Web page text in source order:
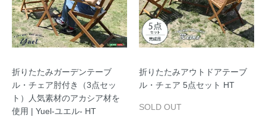
折りたたみガーデンテーブ
ル・チェア肘付き（3点セッ
ト）人気素材のアカシア材を
使用 | Yuel-ユエル- HT
折りたたみアウトドアテーブ
ル・チェア 5点セット HT
SOLD OUT